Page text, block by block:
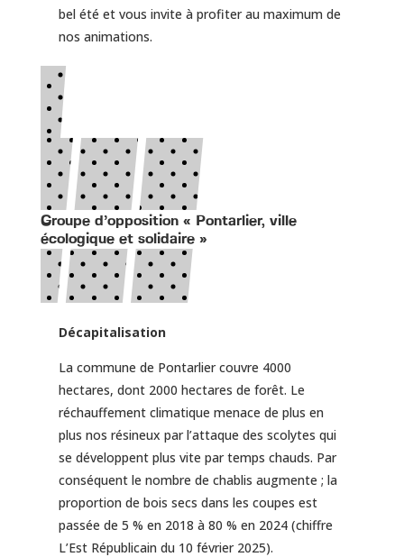
bel été et vous invite à profiter au maximum de
nos animations.
Groupe d’opposition « Pontarlier, ville
écologique et solidaire »
Décapitalisation
La commune de Pontarlier couvre 4000
hectares, dont 2000 hectares de forêt. Le
réchauffement climatique menace de plus en
plus nos résineux par l’attaque des scolytes qui
se développent plus vite par temps chauds. Par
conséquent le nombre de chablis augmente ; la
proportion de bois secs dans les coupes est
passée de 5 % en 2018 à 80 % en 2024 (chiffre
L’Est Républicain du 10 février 2025).